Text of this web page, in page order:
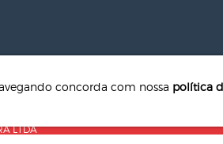
LTDA
concorda com nossa política